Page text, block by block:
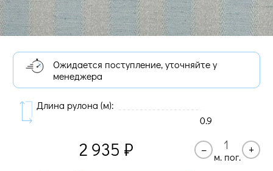
Ожидается поступление, уточняйте у
менеджера
Длина рулона (м):
0.9
2 935 ₽ –
м. пог.
+